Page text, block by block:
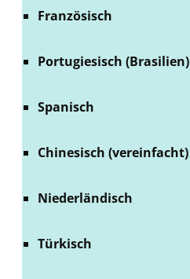
Französisch
Portugiesisch (Brasilien)
Spanisch
Chinesisch (vereinfacht)
Niederländisch
Türkisch